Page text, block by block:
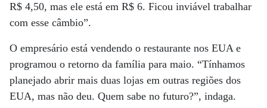
R$ 4,50, mas ele está em R$ 6. Ficou inviável trabalhar
com esse câmbio”.
O empresário está vendendo o restaurante nos EUA e
programou o retorno da família para maio. “Tínhamos
planejado abrir mais duas lojas em outras regiões dos
EUA, mas não deu. Quem sabe no futuro?”, indaga.